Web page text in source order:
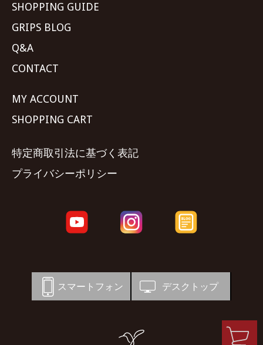
SHOPPING GUIDE
GRIPS BLOG
Q&A
CONTACT
MY ACCOUNT
SHOPPING CART
特定商取引法に基づく表記
プライバシーポリシー
スマートフォン デスクトップ